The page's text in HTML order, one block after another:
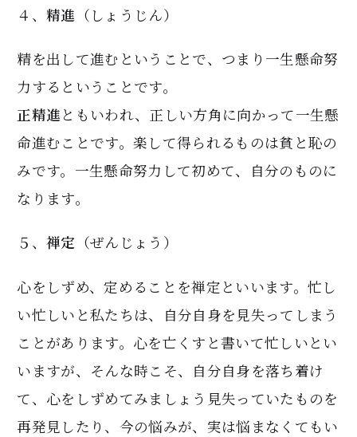
４、 精進 （しょうじん）
精を出して進むということで、つまり一生懸命努
力するということです。
正精進 ともいわれ、正しい方角に向かって一生懸
命進むことです。楽して得られるものは貧と恥の
みです。一生懸命努力して初めて、自分のものに
なります。
５、 禅定 （ぜんじょう）
心をしずめ、定めることを禅定といいます。忙し
い忙しいと私たちは、自分自身を見失ってしまう
ことがあります。心を亡くすと書いて忙しいとい
いますが、そんな時こそ、自分自身を落ち着け
て、心をしずめてみましょう見失っていたものを
再発見したり、今の悩みが、実は悩まなくてもい